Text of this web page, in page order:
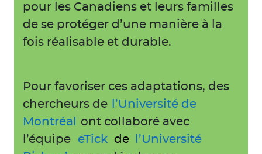
pour les Canadiens et leurs familles
de se protéger d’une manière à la
fois réalisable et durable.
Pour favoriser ces adaptations, des
chercheurs de
l’Université de
Montréal
ont collaboré avec
l’équipe
eTick de
l’Université